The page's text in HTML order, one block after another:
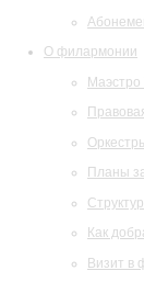
О филармонии
Маэстро
Планы
Как
Визит в